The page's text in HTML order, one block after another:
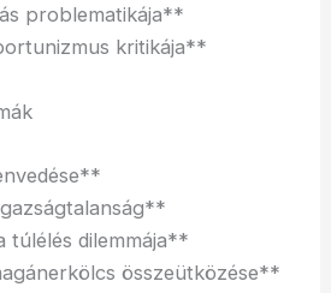
problematikája**
kritikája**
dilemmája**
összeütközése**